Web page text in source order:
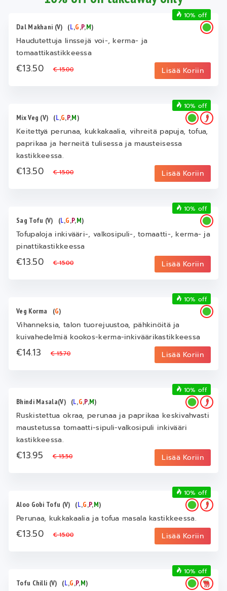
Dal Makhani (V) (L,G,P,M)
Haudutettuja linssejä voi-, kerma- ja
tomaattikastikkeessa
€13.50€ 15.00 Lisää Koriin
10% off
Mix Veg (V) (L,G,P,M)
Keitettyä perunaa, kukkakaalia, vihreitä papuja, tofua,
paprikaa ja herneitä tulisessa ja mausteisessa
kastikkeessa.
€13.50€ 15.00 Lisää Koriin
10% off
Sag Tofu (V) (L,G,P,M)
Tofupaloja inkivääri-, valkosipuli-, tomaatti-, kerma- ja
pinattikastikkeessa
€13.50€ 15.00 Lisää Koriin
10% off
Veg Korma (G)
Vihanneksia, talon tuorejuustoa, pähkinöitä ja
kuivahedelmiä kookos-kerma-inkiväärikastikkeessa
€14.13€ 15.70 Lisää Koriin
10% off
Bhindi Masala(V) (L,G,P,M)
Ruskistettua okraa, perunaa ja paprikaa keskivahvasti
maustetussa tomaatti-sipuli-valkosipuli inkivääri
kastikkeessa.
€13.95€ 15.50 Lisää Koriin
10% off
Aloo Gobi Tofu (V) (L,G,P,M)
Perunaa, kukkakaalia ja tofua masala kastikkeessa.
€13.50€ 15.00 Lisää Koriin
10% off
Tofu Chilli (V) (L,G,P,M)
10% off